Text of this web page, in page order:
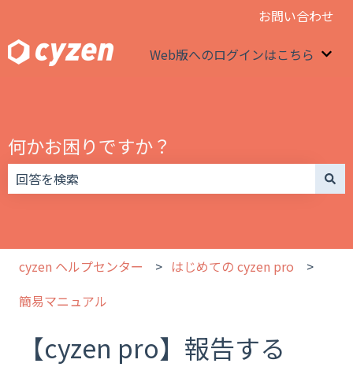
お問い合わせ
Web版へのログインはこちら
何かお困りですか？
cyzen ヘルプセンター
はじめての cyzen pro
簡易マニュアル
【cyzen pro】報告する